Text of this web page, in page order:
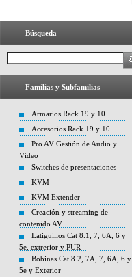
Búsqueda
Familias y Subfamilias
Armarios Rack 19 y 10
Accesorios Rack 19 y 10
Pro AV Gestión de Audio y
Vídeo
Switches de presentaciones
KVM
KVM Extender
Creación y streaming de
contenido AV
Latiguillos Cat 8.1, 7, 6A, 6 y
5e, extrerior y PUR
Bobinas Cat 8.2, 7A, 7, 6A, 6 y
5e y Exterior